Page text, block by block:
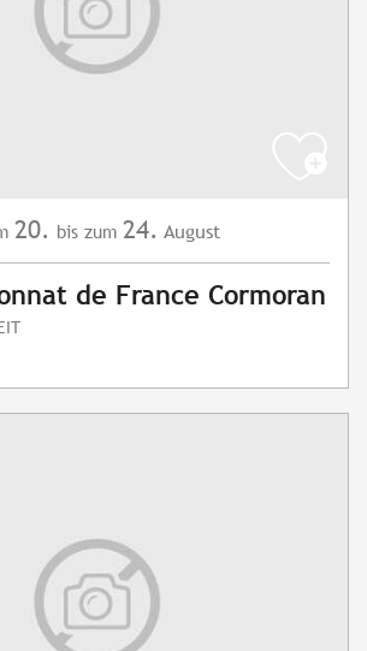
20. bis zum 24. August
de France Cormoran